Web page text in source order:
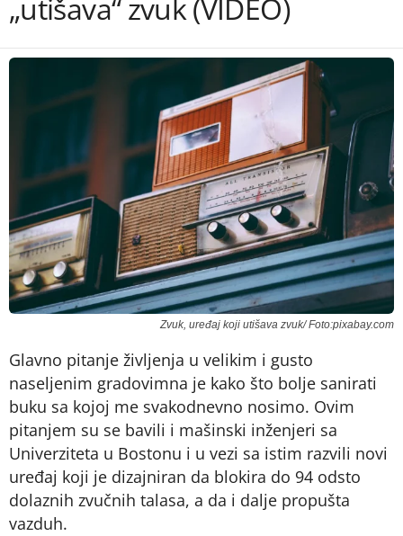
„utišava“ zvuk (VIDEO)
Zvuk, uređaj koji utišava zvuk/ Foto:pixabay.com
Glavno pitanje življenja u velikim i gusto
naseljenim gradovimna je kako što bolje sanirati
buku sa kojoj me svakodnevno nosimo. Ovim
pitanjem su se bavili i mašinski inženjeri sa
Univerziteta u Bostonu i u vezi sa istim razvili novi
uređaj koji je dizajniran da blokira do 94 odsto
dolaznih zvučnih talasa, a da i dalje propušta
vazduh.